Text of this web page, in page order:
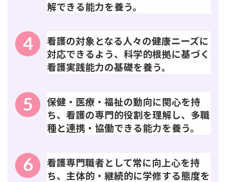
解できる能力を養う。
看護の対象となる人々の健康ニーズに
対応できるよう、科学的根拠に基づく
看護実践能力の基礎を養う。
4
保健・医療・福祉の動向に関心を持
ち、看護の専門的役割を理解し、多職
種と連携・協働できる能力を養う。
5
看護専門職者として常に向上心を持
ち、主体的・継続的に学修する態度を
6